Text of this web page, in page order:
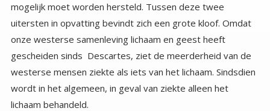
lichaam behandeld.